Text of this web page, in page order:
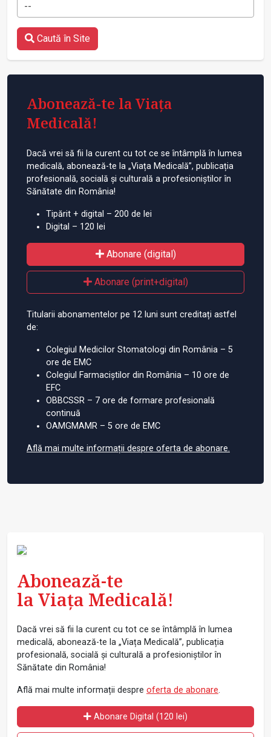
--
Caută în Site
Abonează-te la Viața
Medicală!
Dacă vrei să fii la curent cu tot ce se întâmplă în lumea
medicală, abonează-te la „Viața Medicală”, publicația
profesională, socială și culturală a profesioniștilor în
Sănătate din România!
Tipărit + digital – 200 de lei
Digital – 120 lei
Abonare (digital)
Abonare (print+digital)
Titularii abonamentelor pe 12 luni sunt creditați astfel
de:
Colegiul Medicilor Stomatologi din România – 5
ore de EMC
Colegiul Farmaciștilor din România – 10 ore de
EFC
OBBCSSR – 7 ore de formare profesională
continuă
OAMGMAMR – 5 ore de EMC
Află mai multe informații despre oferta de abonare.
Abonează-te
la Viața Medicală!
Dacă vrei să fii la curent cu tot ce se întâmplă în lumea
medicală, abonează-te la „Viața Medicală”, publicația
profesională, socială și culturală a profesioniștilor în
Sănătate din România!
Află mai multe informații despre oferta de abonare.
Abonare Digital (120 lei)